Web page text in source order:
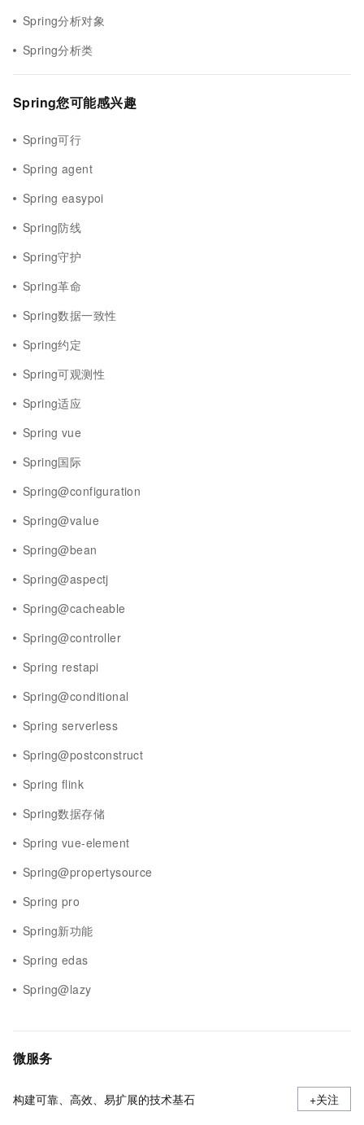
Spring分析对象
Spring分析类
Spring您可能感兴趣
Spring可行
Spring agent
Spring easypoi
Spring防线
Spring守护
Spring革命
Spring数据一致性
Spring约定
Spring可观测性
Spring适应
Spring vue
Spring国际
Spring@configuration
Spring@value
Spring@bean
Spring@aspectj
Spring@cacheable
Spring@controller
Spring restapi
Spring@conditional
Spring serverless
Spring@postconstruct
Spring flink
Spring数据存储
Spring vue-element
Spring@propertysource
Spring pro
Spring新功能
Spring edas
Spring@lazy
微服务
构建可靠、高效、易扩展的技术基石 +关注